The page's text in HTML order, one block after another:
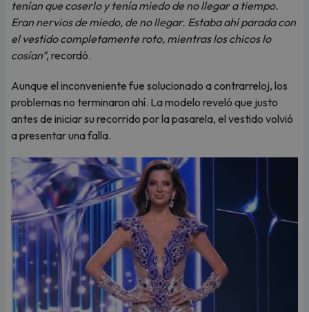
tenían que coserlo y tenía miedo de no llegar a tiempo.
Eran nervios de miedo, de no llegar. Estaba ahí parada con
el vestido completamente roto, mientras los chicos lo
cosían", recordó.
Aunque el inconveniente fue solucionado a contrarreloj, los
problemas no terminaron ahí. La modelo reveló que justo
antes de iniciar su recorrido por la pasarela, el vestido volvió
a presentar una falla.